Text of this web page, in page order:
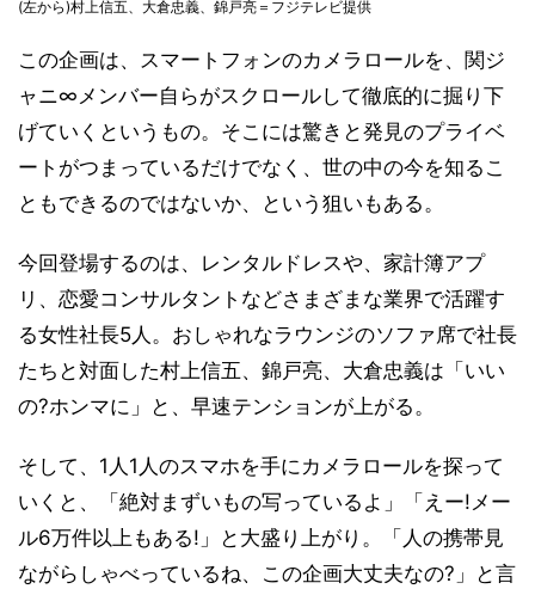
(左から)村上信五、大倉忠義、錦戸亮＝フジテレビ提供
この企画は、スマートフォンのカメラロールを、関ジ
ャニ∞メンバー自らがスクロールして徹底的に掘り下
げていくというもの。そこには驚きと発見のプライベ
ートがつまっているだけでなく、世の中の今を知るこ
ともできるのではないか、という狙いもある。
今回登場するのは、レンタルドレスや、家計簿アプ
リ、恋愛コンサルタントなどさまざまな業界で活躍す
る女性社長5人。おしゃれなラウンジのソファ席で社長
たちと対面した村上信五、錦戸亮、大倉忠義は「いい
の?ホンマに」と、早速テンションが上がる。
そして、1人1人のスマホを手にカメラロールを探って
いくと、「絶対まずいもの写っているよ」「えー!メー
ル6万件以上もある!」と大盛り上がり。「人の携帯見
ながらしゃべっているね、この企画大丈夫なの?」と言